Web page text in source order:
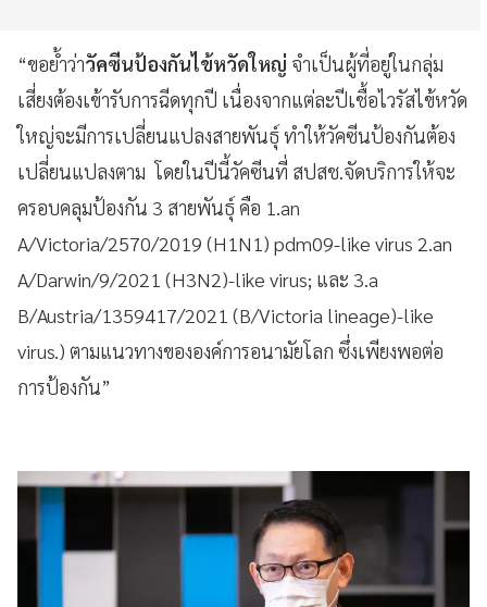
“ขอย้ำว่าวัคซีนป้องกันไข้หวัดใหญ่ จำเป็นผู้ที่อยู่ในกลุ่ม
เสี่ยงต้องเข้ารับการฉีดทุกปี เนื่องจากแต่ละปีเชื้อไวรัสไข้หวัด
ใหญ่จะมีการเปลี่ยนแปลงสายพันธุ์ ทำให้วัคซีนป้องกันต้อง
เปลี่ยนแปลงตาม โดยในปีนี้วัคซีนที่ สปสช.จัดบริการให้จะ
ครอบคลุมป้องกัน 3 สายพันธุ์ คือ 1.an
A/Victoria/2570/2019 (H1N1) pdm09-like virus 2.an
A/Darwin/9/2021 (H3N2)-like virus; และ 3.a
B/Austria/1359417/2021 (B/Victoria lineage)-like
virus.) ตามแนวทางขององค์การอนามัยโลก ซึ่งเพียงพอต่อ
การป้องกัน”